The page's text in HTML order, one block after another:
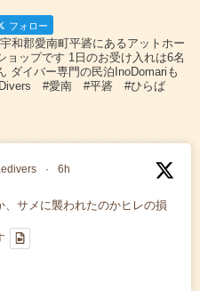
フォロー
和郡愛南町平碆にあるアットホー
ョップです 1日のお受け入れは6名
ダイバー専門の民泊InoDomariも
#愛南 #平碆 #ひらば
· 6h
、サメに襲われたのかヒレの損